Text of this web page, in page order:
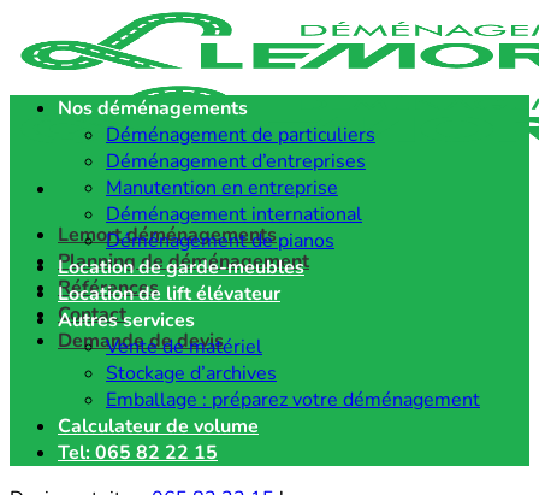
au
contenu
Lemort déménagements
Planning de déménagement
Références
Contact
Demande de devis
Nos déménagements
Déménagement de particuliers
Déménagement d’entreprises
Manutention en entreprise
Déménagement international
Déménagement de pianos
Location de garde-meubles
Location de lift élévateur
Autres services
Vente de matériel
Stockage d’archives
Emballage : préparez votre déménagement
Calculateur de volume
Tel: 065 82 22 15